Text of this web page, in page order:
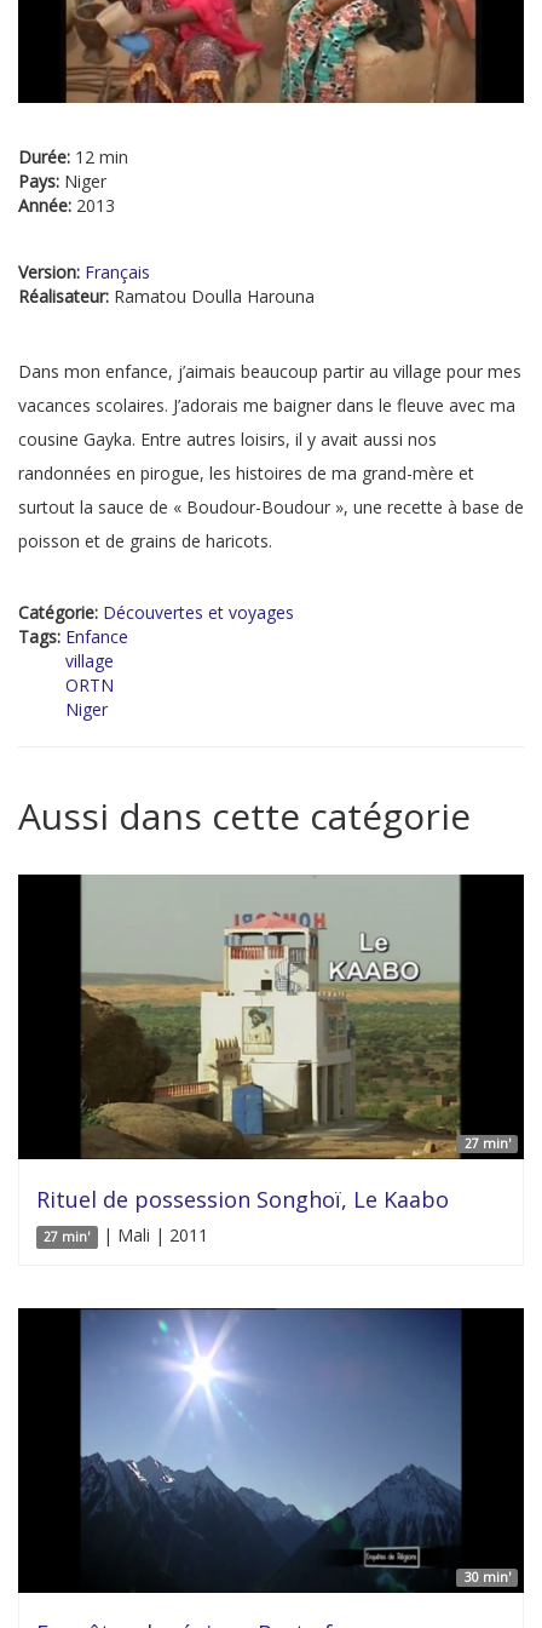
Durée: 12 min
Pays: Niger
Année: 2013
Version: Français
Réalisateur: Ramatou Doulla Harouna
Dans mon enfance, j’aimais beaucoup partir au village pour mes
vacances scolaires. J’adorais me baigner dans le fleuve avec ma
cousine Gayka. Entre autres loisirs, il y avait aussi nos
randonnées en pirogue, les histoires de ma grand-mère et
surtout la sauce de « Boudour-Boudour », une recette à base de
poisson et de grains de haricots.
Catégorie: Découvertes et voyages
Tags: Enfance
village
ORTN
Niger
Aussi dans cette catégorie
27 min'
Rituel de possession Songhoï, Le Kaabo
27 min' | Mali | 2011
30 min'